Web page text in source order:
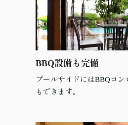
BBQ設備も完備
プールサイドにはBBQコ
もできます。